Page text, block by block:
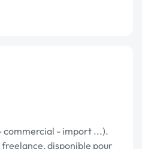
- import ...).
freelance, disponible pour